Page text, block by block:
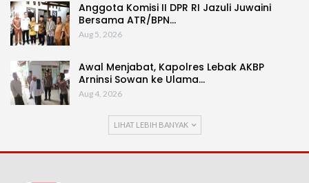
Anggota Komisi II DPR RI Jazuli Juwaini
Bersama ATR/BPN…
Aug 5, 2026
Awal Menjabat, Kapolres Lebak AKBP
Arninsi Sowan ke Ulama…
Aug 4, 2026
LIHAT LEBIH BANYAK